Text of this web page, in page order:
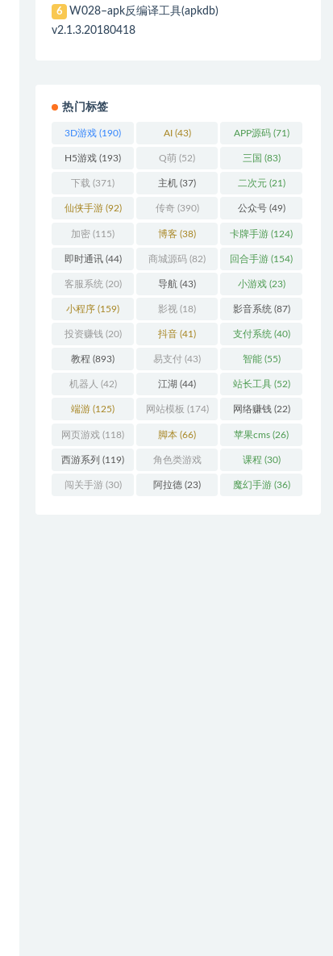
6
W028–apk反编译工具(apkdb)
v2.1.3.20180418
热门标签
3D游戏 (190) AI(43) APP源码(71)
H5游戏 (193) Q萌 (52) 三国 (83)
下载 (371) 主机 (37) 二次元(21)
仙侠手游(92) 传奇(390) 公众号(49)
加密 (115) 博客 (38) 卡牌手游 (124)
即时通讯(44) 商城源码 (82) 回合手游 (154)
客服系统 (20) 导航 (43) 小游戏(23)
小程序 (159) 影视 (18) 影音系统 (87)
投资赚钱 (20) 抖音 (41) 支付系统 (40)
教程 (893) 易支付 (43) 智能(55)
机器人 (42) 江湖 (44) 站长工具(52)
端游 (125) 网站模板 (174) 网络赚钱(22)
网页游戏 (118) 脚本 (66) 苹果cms (26)
西游系列 (119) 角色类游戏
(306)
课程 (30)
闯关手游(30) 阿拉德 (23) 魔幻手游(36)